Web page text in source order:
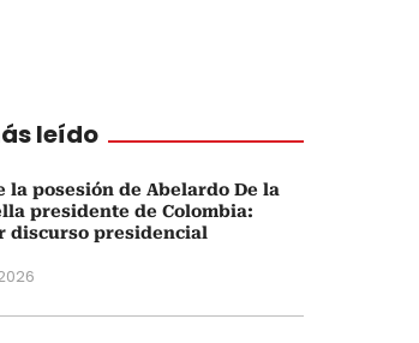
leído
la posesión de Abelardo De la
presidente de Colombia:
discurso presidencial